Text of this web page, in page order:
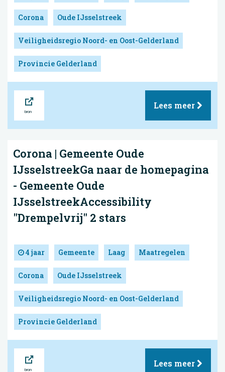
Corona Oude IJsselstreek
Veiligheidsregio Noord- en Oost-Gelderland
Provincie Gelderland
Lees meer
Corona | Gemeente Oude
IJsselstreekGa naar de homepagina
- Gemeente Oude
IJsselstreekAccessibility
"Drempelvrij" 2 stars
4 jaar Gemeente Laag Maatregelen
Corona Oude IJsselstreek
Veiligheidsregio Noord- en Oost-Gelderland
Provincie Gelderland
Lees meer